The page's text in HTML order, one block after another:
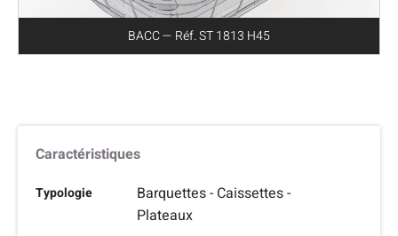
BACC — Réf. ST 1813 H45
Caractéristiques
Typologie
Barquettes - Caissettes -
Plateaux